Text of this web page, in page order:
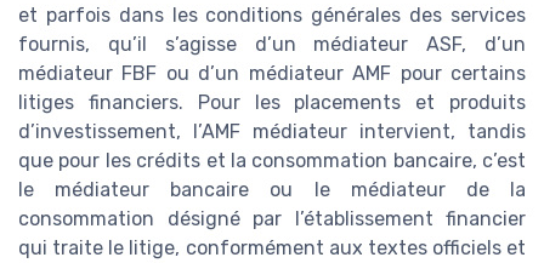
et parfois dans les conditions générales des services
fournis, qu’il s’agisse d’un médiateur ASF, d’un
médiateur FBF ou d’un médiateur AMF pour certains
litiges financiers. Pour les placements et produits
d’investissement, l’AMF médiateur intervient, tandis
que pour les crédits et la consommation bancaire, c’est
le médiateur bancaire ou le médiateur de la
consommation désigné par l’établissement financier
qui traite le litige, conformément aux textes officiels et